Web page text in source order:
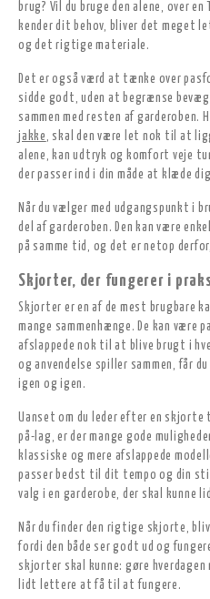
brug? Vil du bruge den alene, over
kender dit behov, bliver det meget
og det rigtige materiale.
Det er også værd at tænke over
sidde godt, uden at begrænse
sammen med resten af garderoben.
jakke , skal den være let nok til at
alene, kan udtryk og komfort veje
der passer ind i din måde at klæde
Når du vælger med udgangspunkt i
del af garderoben. Den kan være
på samme tid, og det er netop
Skjorter, der fungerer i
Skjorter er en af de mest brugbare
mange sammenhænge. De kan
afslappede nok til at blive brugt i
og anvendelse spiller sammen, får
igen og igen.
Uanset om du leder efter en
på-lag, er der mange gode
klassiske og mere afslappede
passer bedst til dit tempo og din
valg i en garderobe, der skal kunne
Når du finder den rigtige skjorte,
fordi den både ser godt ud og
skjorter skal kunne: gøre
lidt lettere at få til at fungere.